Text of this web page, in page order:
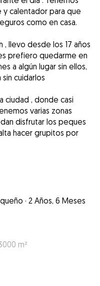
y calentador para que
como en casa.
, llevo desde los 17 años
prefiero quedarme en
a algún lugar sin ellos,
cuidarlos
ciudad , donde casi
varias zonas
disfrutar los peques
hacer grupitos por
· 2 Años, 6 Meses
m²